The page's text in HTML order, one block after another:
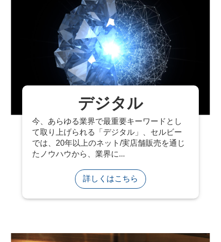
デジタル
今、あらゆる業界で最重要キーワードとし
て取り上げられる「デジタル」、セルビー
では、20年以上のネット/実店舗販売を通じ
たノウハウから、業界に...
詳しくはこちら